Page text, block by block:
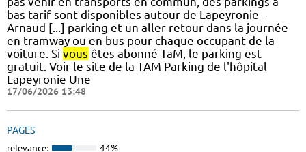
bas tarif sont disponibles autour de Lapeyronie -
Arnaud [...] parking et un aller-retour dans la journée
en tramway ou en bus pour chaque occupant de la
voiture. Si vous êtes abonné TaM, le parking est
gratuit. Voir le site de la TAM Parking de l'hôpital
Lapeyronie Une
17/06/2026 13:48
PAGES
relevance: 44%